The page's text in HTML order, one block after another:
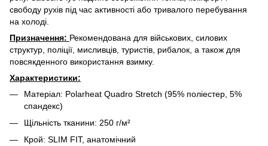
свободу рухів під час активності або тривалого перебування
на холоді.
Призначення: Рекомендована для військових, силових
структур, поліції, мисливців, туристів, рибалок, а також для
повсякденного використання взимку.
Характеристики:
Матеріал: Polarheat Quadro Stretch (95% поліестер, 5%
спандекс)
Щільність тканини: 250 г/м²
Крой: SLIM FIT, анатомічний